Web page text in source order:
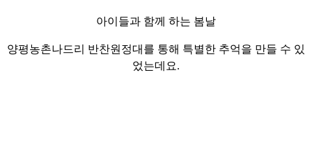
아이들과 함께 하는 봄날
양평농촌나드리 반찬원정대를 통해 특별한 추억을 만들 수 있
었는데요.